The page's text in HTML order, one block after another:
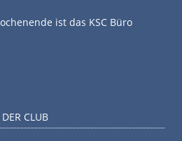
ist das KSC Büro
DER CLUB